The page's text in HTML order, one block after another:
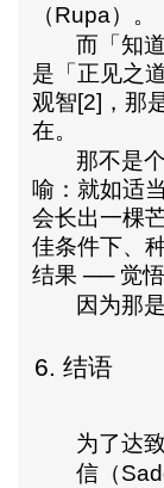
（Rupa）。
而「知
是「正见之
观智[2] ，那
在。
那不是
喻：就如适
会长出一棵
佳条件下、
结果 ── 觉
因为那
6. 结语
为了达
信（